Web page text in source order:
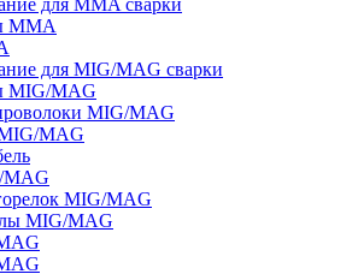
для MMA сварки
MMA
для MIG/MAG сварки
MIG/MAG
MIG/MAG
MAG
MAG
MIG/MAG
MIG/MAG